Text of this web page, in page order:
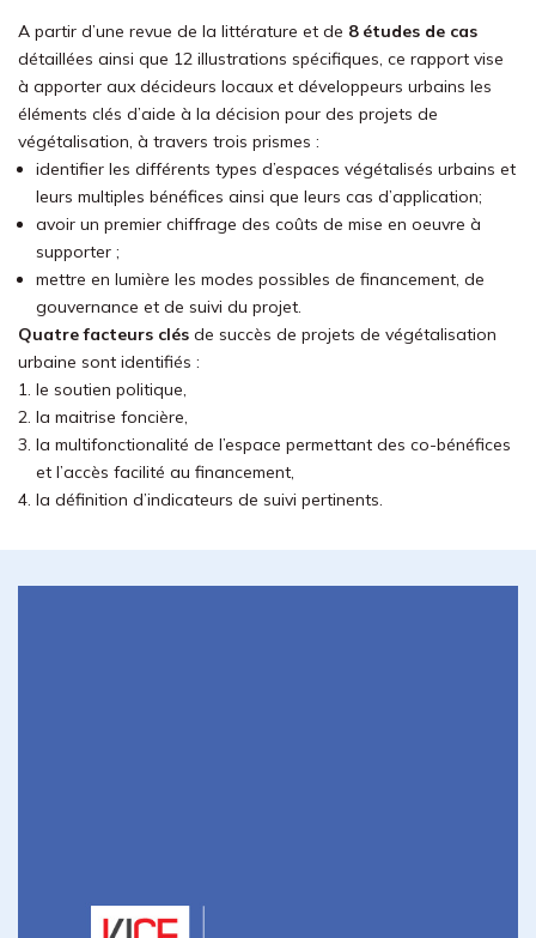
A partir d’une revue de la littérature et de 8 études de cas
détaillées ainsi que 12 illustrations spécifiques, ce rapport vise
à apporter aux décideurs locaux et développeurs urbains les
éléments clés d’aide à la décision pour des projets de
végétalisation, à travers trois prismes :
identifier les différents types d’espaces végétalisés urbains et
leurs multiples bénéfices ainsi que leurs cas d’application;
avoir un premier chiffrage des coûts de mise en oeuvre à
supporter ;
mettre en lumière les modes possibles de financement, de
gouvernance et de suivi du projet.
Quatre facteurs clés de succès de projets de végétalisation
urbaine sont identifiés :
le soutien politique,
la maitrise foncière,
la multifonctionalité de l’espace permettant des co-bénéfices
et l’accès facilité au financement,
la définition d’indicateurs de suivi pertinents.